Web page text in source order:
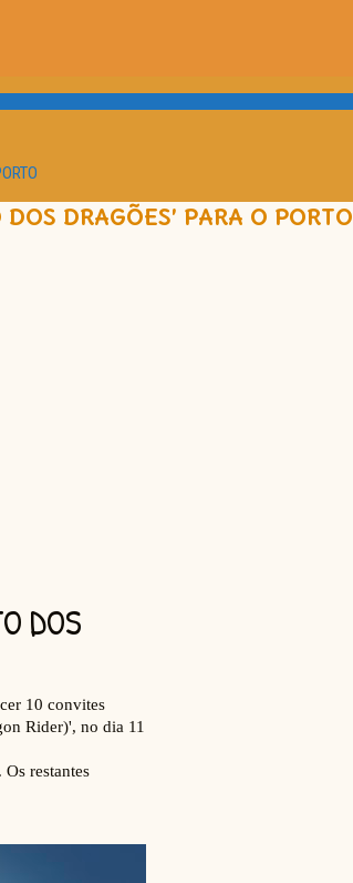
DRAGÕES’ PARA O PORTO